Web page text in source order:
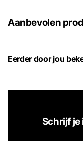
Aanbevolen
Eerder door jou
Schrijf